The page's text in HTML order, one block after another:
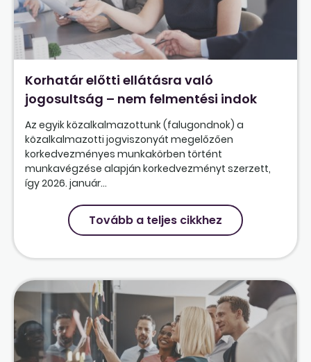
Korhatár előtti ellátásra való
jogosultság – nem felmentési indok
Az egyik közalkalmazottunk (falugondnok) a
közalkalmazotti jogviszonyát megelőzően
korkedvezményes munkakörben történt
munkavégzése alapján korkedvezményt szerzett,
így 2026. január...
Tovább a teljes cikkhez